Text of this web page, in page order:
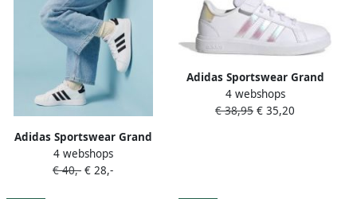
Adidas Sportswear Grand
Court 2.0 sneakers wit
zwart Imitatieleer 28 1 2
4 webshops
€ 40,- € 28,-
Adidas Sportswear Grand
Court 2.0 sneakers wit
metallic zilver Imitatieleer
4 webshops
€ 38,95 € 35,20